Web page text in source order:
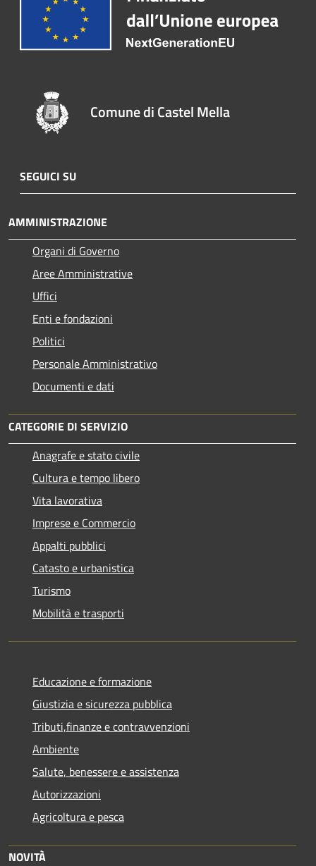
Comune di Castel Mella
SEGUICI SU
AMMINISTRAZIONE
Organi di Governo
Aree Amministrative
Uffici
Enti e fondazioni
Politici
Personale Amministrativo
Documenti e dati
CATEGORIE DI SERVIZIO
Anagrafe e stato civile
Cultura e tempo libero
Vita lavorativa
Imprese e Commercio
Appalti pubblici
Catasto e urbanistica
Turismo
Mobilità e trasporti
Educazione e formazione
Giustizia e sicurezza pubblica
Tributi,finanze e contravvenzioni
Ambiente
Salute, benessere e assistenza
Autorizzazioni
Agricoltura e pesca
NOVITÀ